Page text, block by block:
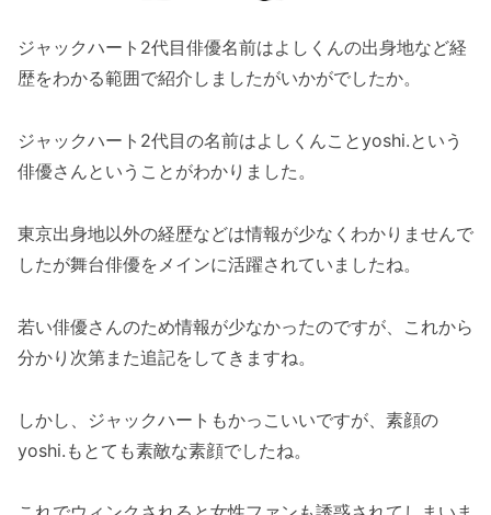
ジャックハート2代目俳優名前はよしくんの出身地など経
歴をわかる範囲で紹介しましたがいかがでしたか。
ジャックハート2代目の名前はよしくんことyoshi.という
俳優さんということがわかりました。
東京出身地以外の経歴などは情報が少なくわかりませんで
したが舞台俳優をメインに活躍されていましたね。
若い俳優さんのため情報が少なかったのですが、これから
分かり次第また追記をしてきますね。
しかし、ジャックハートもかっこいいですが、素顔の
yoshi.もとても素敵な素顔でしたね。